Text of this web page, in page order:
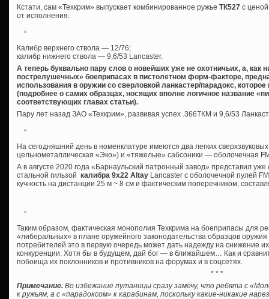
Кстати, сам «Техкрим» выпускает комбинированное ружье ТК527 с
от исполнения:
Калибр верхнего ствола — 12/76;
калибр нижнего ствола — 9,6/53 Lancaster.
А теперь буквально пару слов о новейших уже не охотничьих, а, как
пострелушечных» боеприпасах в пистолетном форм-факторе,
использования в оружии со сверловкой ланкастер/парадокс,
(подробнее о самих образцах, носящих вполне логичное название
соответствующих главах статьи).
Пару лет назад ЗАО «Техкрим», развивая успех .366ТКМ и 9,6/53
На сегодняшний день в номенклатуре имеются два легких
цельнометаллическая «Эко») и «тяжелые» сабсоники — оболочечная
А в августе 2020 года «Барнаульский патронный завод» представил
стальной гильзой калибра 9х22 Altay Lancaster с оболочечной пулей
кучность на дистанции 25 м ~ 8 см и фактическим поперечником,
Таким образом, фактическая монополия Техкрима на боеприпасы для
«либеральных» в плане оружейного законодательства образцов
потребителей это в первую очередь может дать надежду на снижение
конкуренции. Хотя бы в будущем, дай бог — в ближайшем… Как и
побоища их поклонников и противников на форумах и в соцсетях.
* * *
Примечание. Во избежание путаницы сразу замечу, что ребята с
к ружьям, а с «парадоксом» к карабинам, поскольку какие-никакие